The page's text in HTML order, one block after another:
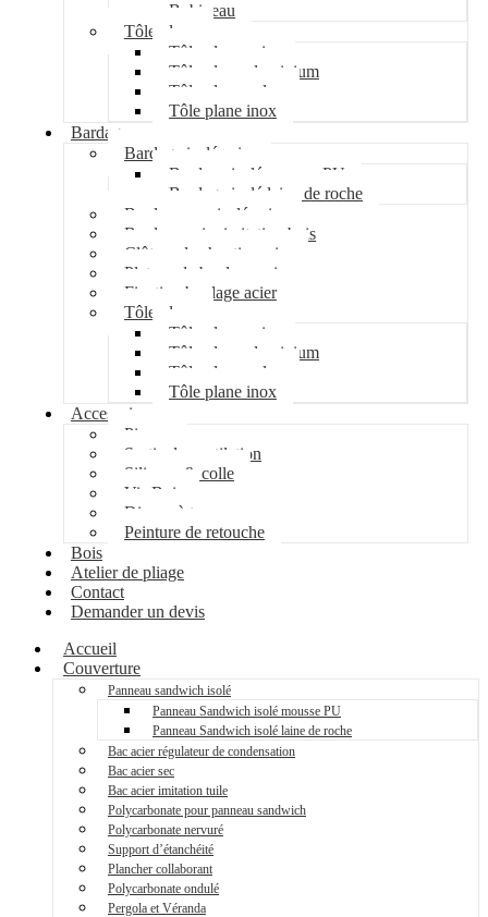
Bobineau
Tôle plane
Tôle plane acier
Tôle plane aluminium
Tôle plane galva
Tôle plane inox
Bardage
Bardage isolé acier
Bardage isolé mousse PU
Bardage isolé laine de roche
Bardage non isolé acier
Bardage acier imitation bois
Clôture de chantier acier
Plateau de bardage acier
Fixation bardage acier
Tôle plane
Tôle plane acier
Tôle plane aluminium
Tôle plane galva
Tôle plane inox
Accessoires
Pipeco
Sortie de ventilation
Silicone & colle
Vis Bois
Disque à tronçonner
Peinture de retouche
Bois
Atelier de pliage
Contact
Demander un devis
Accueil
Couverture
Panneau sandwich isolé
Panneau Sandwich isolé mousse PU
Panneau Sandwich isolé laine de roche
Bac acier régulateur de condensation
Bac acier sec
Bac acier imitation tuile
Polycarbonate pour panneau sandwich
Polycarbonate nervuré
Support d’étanchéité
Plancher collaborant
Polycarbonate ondulé
Pergola et Véranda